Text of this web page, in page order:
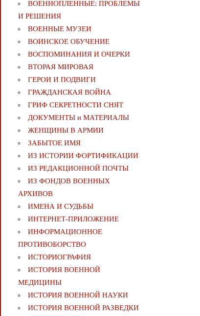
ВОЕННОПЛЕННЫЕ: ПРОБЛЕМЫ
И РЕШЕНИЯ
ВОЕННЫЕ МУЗЕИ
ВОИНСКОЕ ОБУЧЕНИЕ
ВОСПОМИНАНИЯ И ОЧЕРКИ
ВТОРАЯ МИРОВАЯ
ГЕРОИ И ПОДВИГИ
ГРАЖДАНСКАЯ ВОЙНА
ГРИФ СЕКРЕТНОСТИ СНЯТ
ДОКУМЕНТЫ и МАТЕРИАЛЫ
ЖЕНЩИНЫ В АРМИИ
ЗАБЫТОЕ ИМЯ
ИЗ ИСТОРИИ ФОРТИФИКАЦИИ
ИЗ РЕДАКЦИОННОЙ ПОЧТЫ
ИЗ ФОНДОВ ВОЕННЫХ
АРХИВОВ
ИМЕНА И СУДЬБЫ
ИНТЕРНЕТ-ПРИЛОЖЕНИЕ
ИНФОРМАЦИОННОЕ
ПРОТИВОБОРСТВО
ИСТОРИОГРАФИЯ
ИСТОРИЯ ВОЕННОЙ
МЕДИЦИНЫ
ИСТОРИЯ ВОЕННОЙ НАУКИ
ИСТОРИЯ ВОЕННОЙ РАЗВЕДКИ